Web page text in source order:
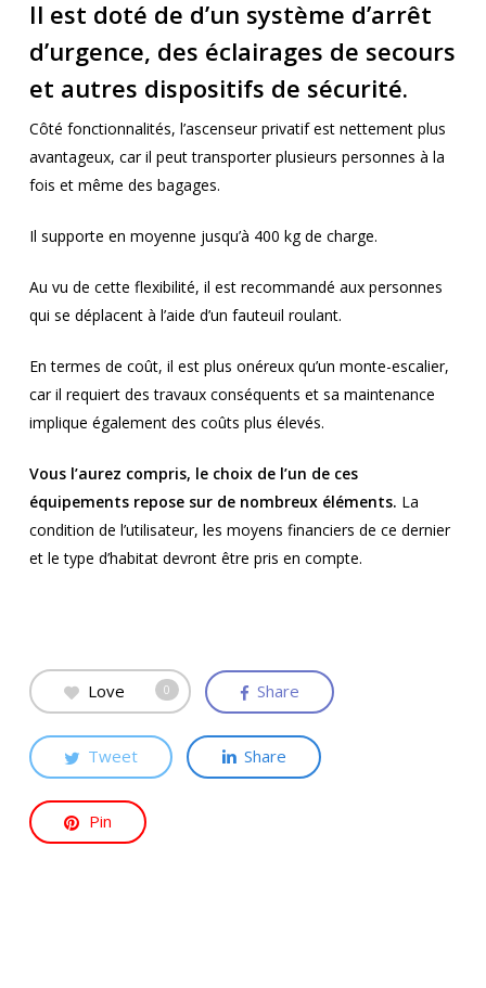
Il est doté de d’un système d’arrêt
d’urgence, des éclairages de secours
et autres dispositifs de sécurité.
Côté fonctionnalités, l’ascenseur privatif est nettement plus
avantageux, car il peut transporter plusieurs personnes à la
fois et même des bagages.
Il supporte en moyenne jusqu’à 400 kg de charge.
Au vu de cette flexibilité, il est recommandé aux personnes
qui se déplacent à l’aide d’un fauteuil roulant.
En termes de coût, il est plus onéreux qu’un monte-escalier,
car il requiert des travaux conséquents et sa maintenance
implique également des coûts plus élevés.
Vous l’aurez compris, le choix de l’un de ces
équipements repose sur de nombreux éléments. La
condition de l’utilisateur, les moyens financiers de ce dernier
et le type d’habitat devront être pris en compte.
Love 0 Share
Tweet Share
Pin